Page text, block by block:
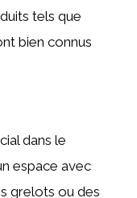
tels que
bien connus
dans le
espace avec
grelots ou des